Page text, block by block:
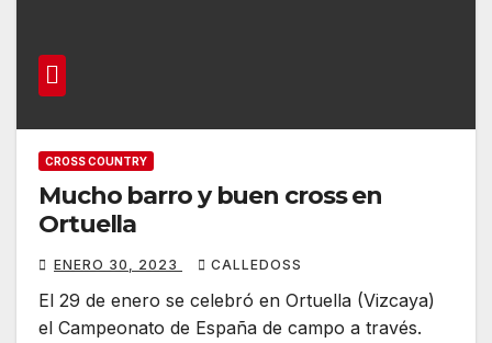
CROSS COUNTRY
Mucho barro y buen cross en
Ortuella
ENERO 30, 2023 CALLEDOSS
El 29 de enero se celebró en Ortuella (Vizcaya)
el Campeonato de España de campo a través.